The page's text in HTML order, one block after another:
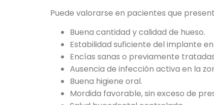
Puede valorarse en pacientes que
Buena cantidad y calidad de hueso.
Estabilidad suficiente del implante
Encías sanas o previamente
Ausencia de infección activa en la
Buena higiene oral.
Mordida favorable, sin exceso de